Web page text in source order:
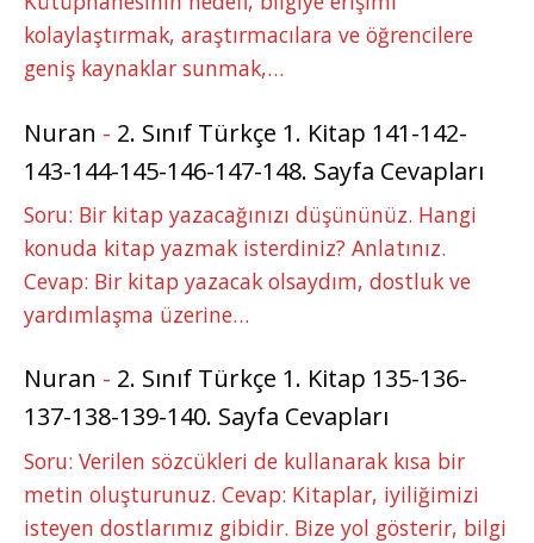
kolaylaştırmak, araştırmacılara ve öğrencilere
geniş kaynaklar sunmak,…
Nuran - 2. Sınıf Türkçe 1. Kitap 141-142-
143-144-145-146-147-148. Sayfa Cevapları
Soru: Bir kitap yazacağınızı düşününüz. Hangi
konuda kitap yazmak isterdiniz? Anlatınız.
Cevap: Bir kitap yazacak olsaydım, dostluk ve
yardımlaşma üzerine…
Nuran - 2. Sınıf Türkçe 1. Kitap 135-136-
137-138-139-140. Sayfa Cevapları
Soru: Verilen sözcükleri de kullanarak kısa bir
metin oluşturunuz. Cevap: Kitaplar, iyiliğimizi
isteyen dostlarımız gibidir. Bize yol gösterir, bilgi